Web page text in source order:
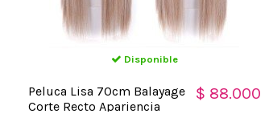
Disponible
Peluca Lisa 70cm Balayage
Corte Recto Apariencia
$ 88.000